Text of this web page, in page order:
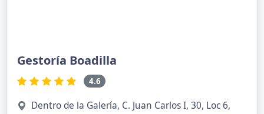
Gestoría Boadilla
4.6
Dentro de la Galería, C. Juan Carlos I, 30, Loc 6,